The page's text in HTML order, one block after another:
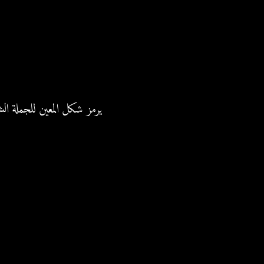
يرمز شكل المعين للجملة